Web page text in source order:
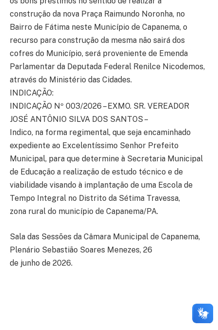
construção da nova Praça Raimundo Noronha, no
Bairro de Fátima neste Município de Capanema, o
recurso para construção da mesma não sairá dos
cofres do Município, será proveniente de Emenda
Parlamentar da Deputada Federal Renilce Nicodemos,
através do Ministério das Cidades.
INDICAÇÃO:
INDICAÇÃO Nº 003/2026 – EXMO. SR. VEREADOR
JOSÉ ANTÔNIO SILVA DOS SANTOS –
Indico, na forma regimental, que seja encaminhado
expediente ao Excelentíssimo Senhor Prefeito
Municipal, para que determine à Secretaria Municipal
de Educação a realização de estudo técnico e de
viabilidade visando à implantação de uma Escola de
Tempo Integral no Distrito da Sétima Travessa,
zona rural do município de Capanema/PA.
Sala das Sessões da Câmara Municipal de Capanema,
Plenário Sebastião Soares Menezes, 26
de junho de 2026.